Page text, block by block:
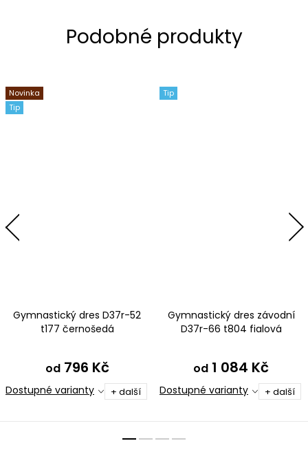
Novinka
Tip
Gymnastický dres D37r-52
t177 černošedá
od796 Kč
Dostupné varianty + další
Tip
Gymnastický dres závodní
D37r-66 t804 fialová
od 1 084 Kč
Dostupné varianty + další